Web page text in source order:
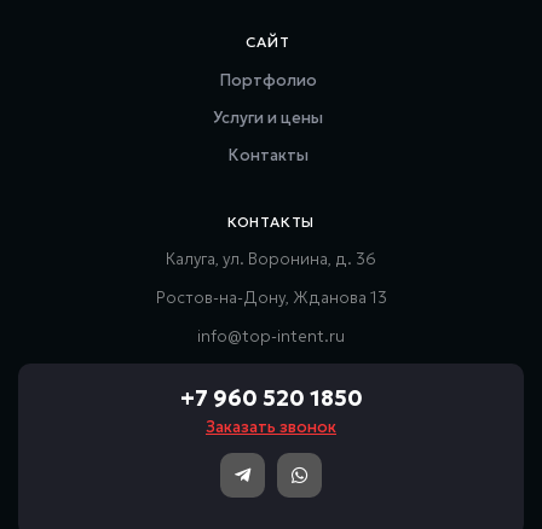
САЙТ
Портфолио
Услуги и цены
Контакты
КОНТАКТЫ
Калуга, ул. Воронина, д. 36
Ростов-на-Дону, Жданова 13
info@top-intent.ru
+7 960 520 1850
Заказать звонок